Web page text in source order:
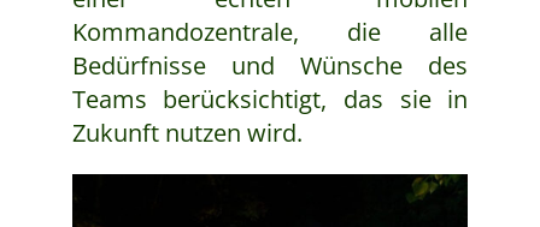
Kommandozentrale, die alle
Bedürfnisse und Wünsche des
Teams berücksichtigt, das sie in
Zukunft nutzen wird.